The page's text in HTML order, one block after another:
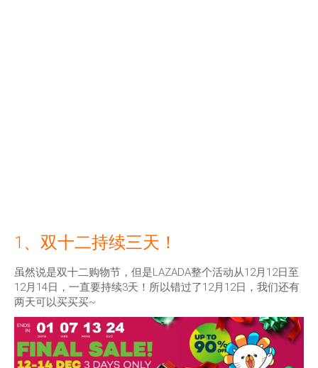
1、双十二持续三天！
虽然说是双十二购物节，但是LAZADA整个活动从12月12日至
12月14日，一直要持续3天！所以错过了12月12日，我们还有
两天可以买买买~